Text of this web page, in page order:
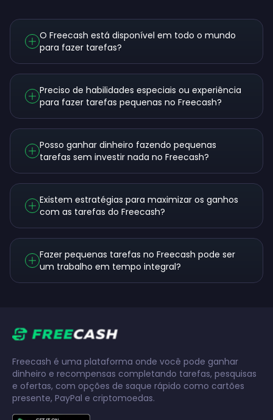
O Freecash está disponível em todo o mundo
para fazer tarefas?
Preciso de habilidades especiais ou experiência
para fazer tarefas pequenas no Freecash?
Posso ganhar dinheiro fazendo pequenas
tarefas sem investir nada no Freecash?
Existem estratégias para maximizar os ganhos
com as tarefas do Freecash?
Fazer pequenas tarefas no Freecash pode ser
um trabalho em tempo integral?
Freecash é uma plataforma onde você pode ganhar
dinheiro e recompensas completando tarefas, pesquisas
e ofertas, com opções de saque rápido como cartões
presente, PayPal e criptomoedas.